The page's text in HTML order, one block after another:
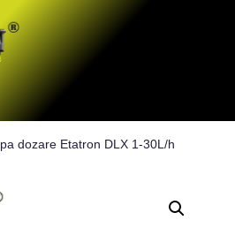
dozare Etatron DLX 1-30L/h